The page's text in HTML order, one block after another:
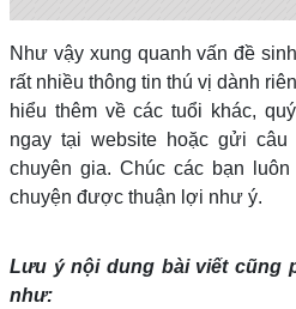
Như vậy xung quanh vấn đề
rất nhiều thông tin thú vị dành
hiểu thêm về các tuổi khác,
ngay tại website hoặc gửi
chuyên gia. Chúc các bạn
chuyện được thuận lợi như ý.
Lưu ý nội dung bài viết cũng
như: